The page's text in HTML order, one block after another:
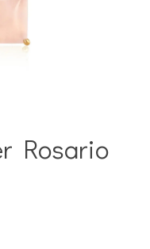
Rosario